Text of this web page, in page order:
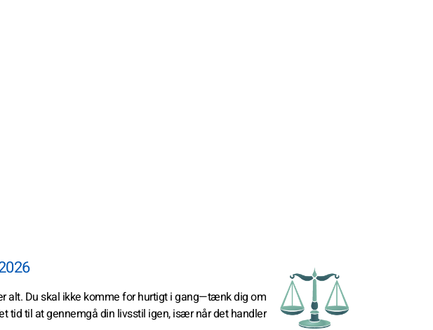
alt. Du skal ikke komme for hurtigt i gang—tænk dig om
tid til at gennemgå din livsstil igen, især når det handler